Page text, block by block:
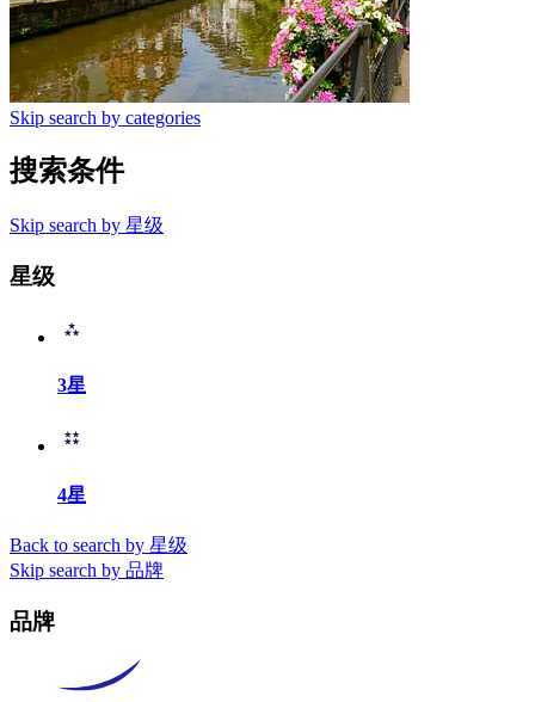
Skip search by categories
搜索条件
Skip search by 星级
星级
3星
4星
Back to search by 星级
Skip search by 品牌
品牌